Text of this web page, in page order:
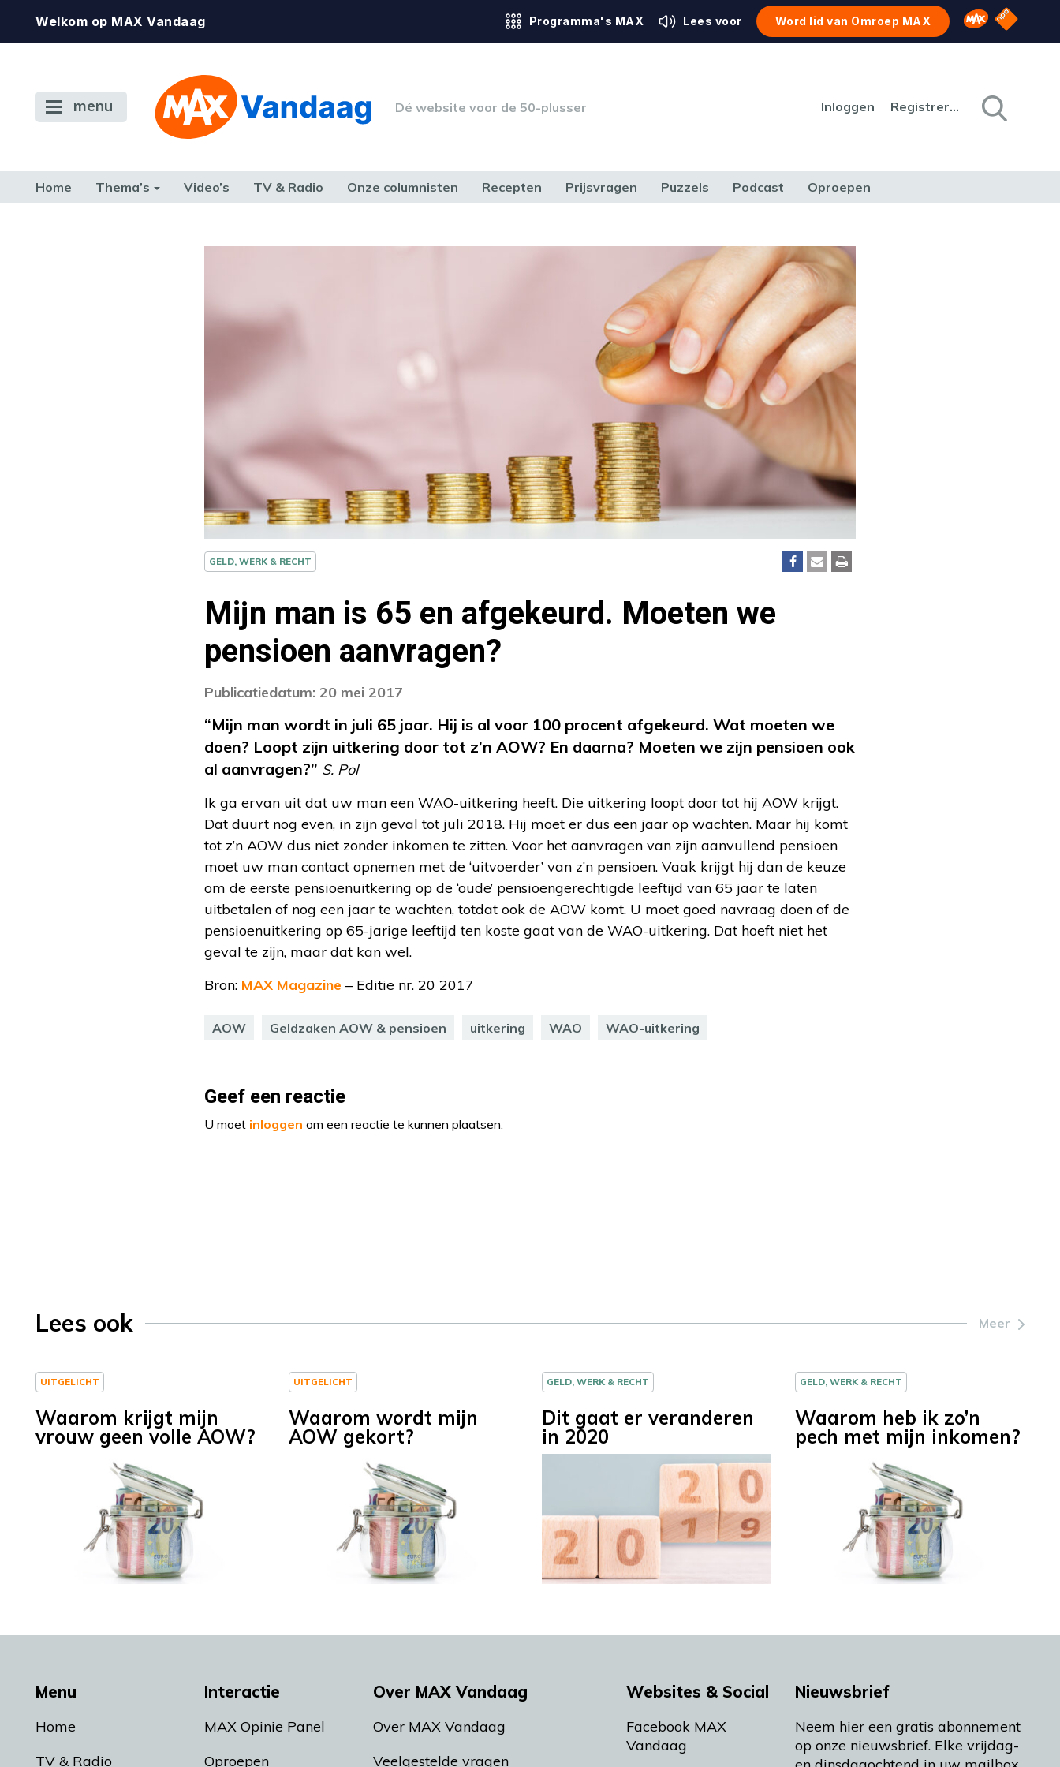
Welkom op MAX Vandaag Programma's MAX Lees voor Word lid van Omroep MAX Omroep MAX
NPO
menu Dé website voor de 50-plusser Inloggen Registreren
Home Thema’s Video’s TV & Radio Onze columnisten Recepten Prijsvragen Puzzels Podcast Oproepen
GELD, WERK & RECHT
Mijn man is 65 en afgekeurd. Moeten we
pensioen aanvragen?
Publicatiedatum: 20 mei 2017
“Mijn man wordt in juli 65 jaar. Hij is al voor 100 procent afgekeurd. Wat moeten we
doen? Loopt zijn uitkering door tot z’n AOW? En daarna? Moeten we zijn pensioen ook
al aanvragen?” S. Pol
Ik ga ervan uit dat uw man een WAO-uitkering heeft. Die uitkering loopt door tot hij AOW krijgt.
Dat duurt nog even, in zijn geval tot juli 2018. Hij moet er dus een jaar op wachten. Maar hij komt
tot z’n AOW dus niet zonder inkomen te zitten. Voor het aanvragen van zijn aanvullend pensioen
moet uw man contact opnemen met de ‘uitvoerder’ van z’n pensioen. Vaak krijgt hij dan de keuze
om de eerste pensioenuitkering op de ‘oude’ pensioengerechtigde leeftijd van 65 jaar te laten
uitbetalen of nog een jaar te wachten, totdat ook de AOW komt. U moet goed navraag doen of de
pensioenuitkering op 65-jarige leeftijd ten koste gaat van de WAO-uitkering. Dat hoeft niet het
geval te zijn, maar dat kan wel.
Bron: MAX Magazine – Editie nr. 20 2017
AOW Geldzaken AOW & pensioen uitkering WAO WAO-uitkering
Geef een reactie
U moet inloggen om een reactie te kunnen plaatsen.
Lees ook Meer
UITGELICHT
Waarom krijgt mijn
vrouw geen volle AOW?
UITGELICHT
Waarom wordt mijn
AOW gekort?
GELD, WERK & RECHT
Dit gaat er veranderen
in 2020
GELD, WERK & RECHT
Waarom heb ik zo’n
pech met mijn inkomen?
Menu
Home
TV & Radio
Interactie
MAX Opinie Panel
Oproepen
Over MAX Vandaag
Over MAX Vandaag
Veelgestelde vragen
Websites & Social
Facebook MAX
Vandaag
Nieuwsbrief
Neem hier een gratis abonnement
op onze nieuwsbrief. Elke vrijdag-